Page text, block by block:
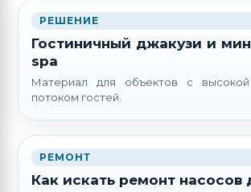
РЕШЕНИЕ
Гостиничный джакузи и
spa
Материал для объектов с высокой
потоком гостей.
РЕМОНТ
Как искать ремонт насосов